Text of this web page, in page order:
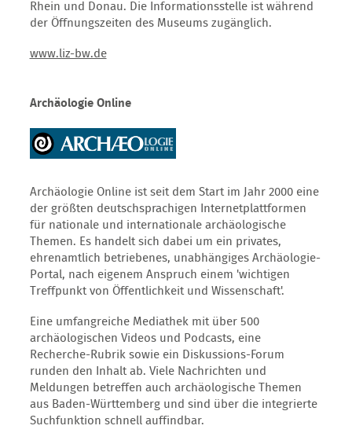
Rhein und Donau. Die Informationsstelle ist während
der Öffnungszeiten des Museums zugänglich.
www.liz-bw.de
Archäologie Online
Archäologie Online ist seit dem Start im Jahr 2000 eine
der größten deutschsprachigen Internetplattformen
für nationale und internationale archäologische
Themen. Es handelt sich dabei um ein privates,
ehrenamtlich betriebenes, unabhängiges Archäologie-
Portal, nach eigenem Anspruch einem 'wichtigen
Treffpunkt von Öffentlichkeit und Wissenschaft'.
Eine umfangreiche Mediathek mit über 500
archäologischen Videos und Podcasts, eine
Recherche-Rubrik sowie ein Diskussions-Forum
runden den Inhalt ab. Viele Nachrichten und
Meldungen betreffen auch archäologische Themen
aus Baden-Württemberg und sind über die integrierte
Suchfunktion schnell auffindbar.